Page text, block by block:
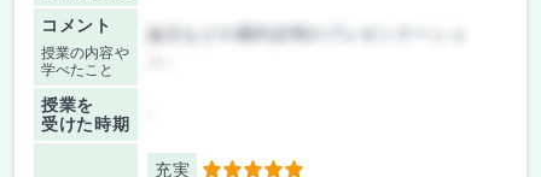
コメント
授業の内容や
学べたこと
論文などの要約説明のプレゼンテーショ
授業を
受けた時期
充実